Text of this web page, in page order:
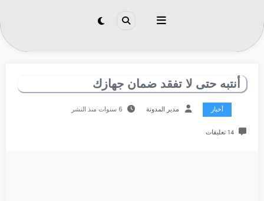
أنتبه حتى لا تفقد ضمان جهازك
أخبار مدير المدونة 6 سنوات منذ النشر
14 تعليقات